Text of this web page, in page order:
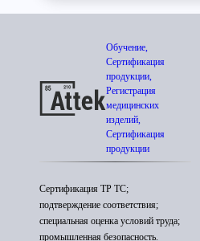
Обучение,
Сертификация
продукции,
Регистрация
медицинских
изделий,
Сертификация
продукции
Сертификация ТР ТС;
подтверждение соответствия;
специальная оценка условий труда;
промышленная безопасность.